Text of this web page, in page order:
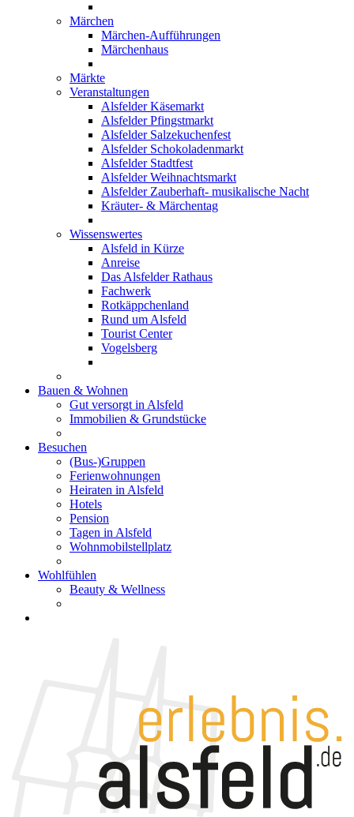
Märchen
Märchen-Aufführungen
Märchenhaus
Märkte
Veranstaltungen
Alsfelder Käsemarkt
Alsfelder Pfingstmarkt
Alsfelder Salzekuchenfest
Alsfelder Schokoladenmarkt
Alsfelder Stadtfest
Alsfelder Weihnachtsmarkt
Alsfelder Zauberhaft- musikalische Nacht
Kräuter- & Märchentag
Wissenswertes
Alsfeld in Kürze
Anreise
Das Alsfelder Rathaus
Fachwerk
Rotkäppchenland
Rund um Alsfeld
Tourist Center
Vogelsberg
Bauen & Wohnen
Gut versorgt in Alsfeld
Immobilien & Grundstücke
Besuchen
(Bus-)Gruppen
Ferienwohnungen
Heiraten in Alsfeld
Hotels
Pension
Tagen in Alsfeld
Wohnmobilstellplatz
Wohlfühlen
Beauty & Wellness